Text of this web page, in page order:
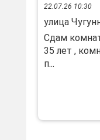
22.07.26 10:30
улица
Сдам
35 лет ,
п...